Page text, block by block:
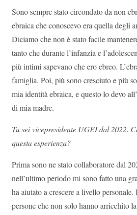
Sono sempre stato circondato da non
ebraica che conoscevo era quella degli
Diciamo che non è stato facile
tanto che durante l’infanzia e
più intimi sapevano che ero ebreo.
famiglia. Poi, più sono cresciuto e più
mia identità ebraica, e questo lo devo
di mia madre.
Tu sei vicepresidente UGEI dal 2022.
questa esperienza?
Prima sono ne stato collaboratore dal
nell’ultimo periodo mi sono fatto una
ha aiutato a crescere a livello
persone che non solo hanno arricchito